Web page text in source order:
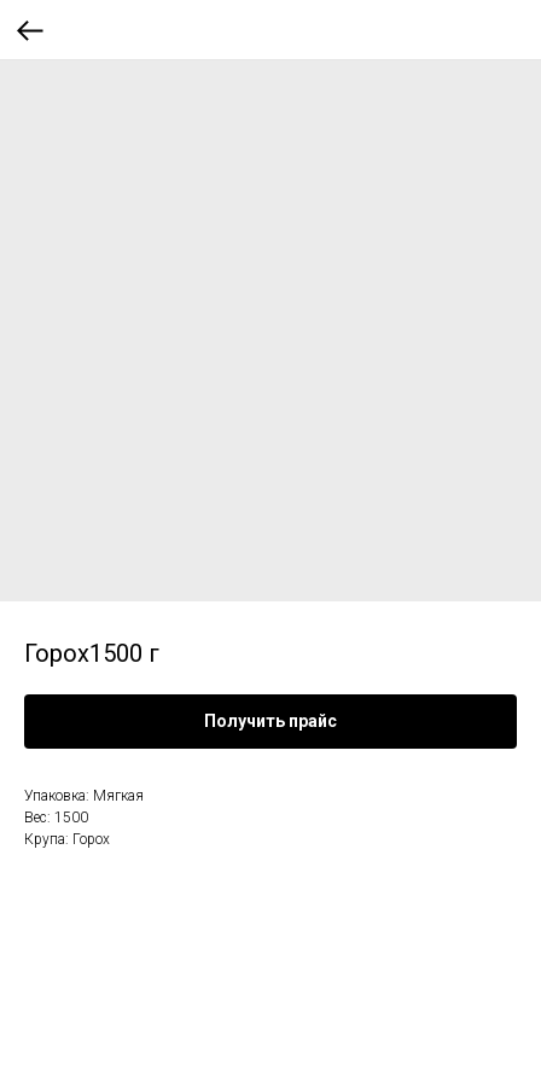
Горох1500 г
Получить прайс
Упаковка: Мягкая
Вес: 1500
Крупа: Горох